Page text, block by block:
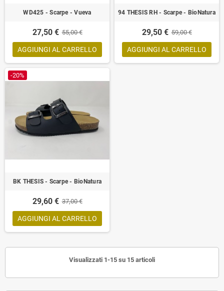
WD425 - Scarpe - Vueva
27,50 € 55,00 €
AGGIUNGI AL CARRELLO
94 THESIS RH - Scarpe - BioNatura
29,50 € 59,00 €
AGGIUNGI AL CARRELLO
-20%
BK THESIS - Scarpe - BioNatura
29,60 € 37,00 €
AGGIUNGI AL CARRELLO
Visualizzati 1-15 su 15 articoli